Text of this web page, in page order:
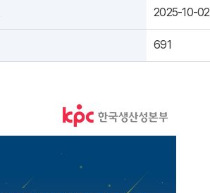
2025-10-02
691